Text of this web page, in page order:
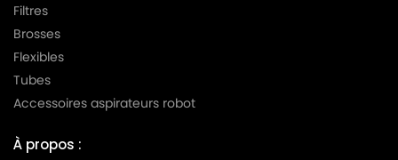
LG-
GOLDSTAR
LG-
GOLDSTAR
Filtres
Brosses
Flexibles
Tubes
Accessoires aspirateurs robot
À propos :